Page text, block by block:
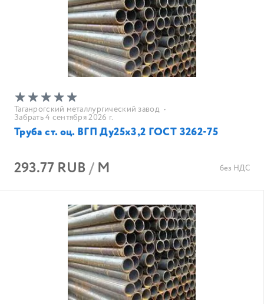
Таганрогский металлургический завод •
Забрать 4 сентября 2026 г.
Труба ст. оц. ВГП Ду25х3,2 ГОСТ 3262-75
293.77 RUB/ М без НДС